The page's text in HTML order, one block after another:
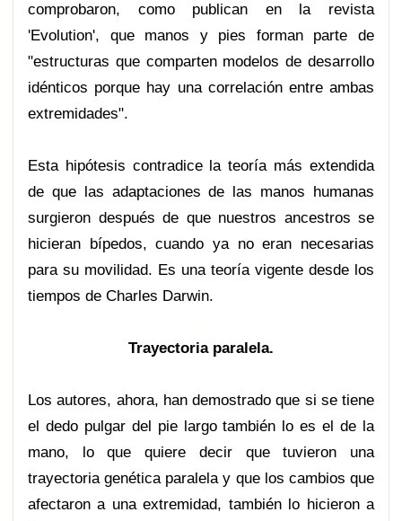
comprobaron, como publican en la revista
'Evolution', que manos y pies forman parte de
"estructuras que comparten modelos de desarrollo
idénticos porque hay una correlación entre ambas
extremidades".
Esta hipótesis contradice la teoría más extendida
de que las adaptaciones de las manos humanas
surgieron después de que nuestros ancestros se
hicieran bípedos, cuando ya no eran necesarias
para su movilidad. Es una teoría vigente desde los
tiempos de Charles Darwin.
.
Trayectoria paralela.
.
Los autores, ahora, han demostrado que si se tiene
el dedo pulgar del pie largo también lo es el de la
mano, lo que quiere decir que tuvieron una
trayectoria genética paralela y que los cambios que
afectaron a una extremidad, también lo hicieron a